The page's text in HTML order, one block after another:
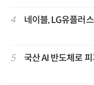
4 네이블, LG유플러
5 국산 AI 반도체로